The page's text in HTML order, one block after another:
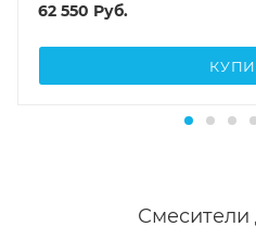
62 550 Руб.
Смесители